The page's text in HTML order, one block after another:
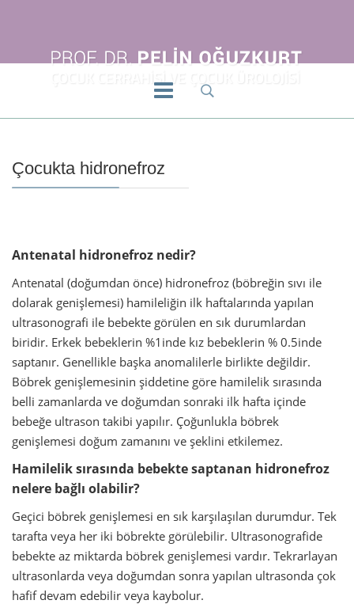
Çocukta hidronefroz
Antenatal hidronefroz nedir?
Antenatal (doğumdan önce) hidronefroz (böbreğin sıvı ile
dolarak genişlemesi) hamileliğin ilk haftalarında yapılan
ultrasonografi ile bebekte görülen en sık durumlardan
biridir. Erkek bebeklerin %1inde kız bebeklerin % 0.5inde
saptanır. Genellikle başka anomalilerle birlikte değildir.
Böbrek genişlemesinin şiddetine göre hamilelik sırasında
belli zamanlarda ve doğumdan sonraki ilk hafta içinde
bebeğe ultrason takibi yapılır. Çoğunlukla böbrek
genişlemesi doğum zamanını ve şeklini etkilemez.
Hamilelik sırasında bebekte saptanan hidronefroz
nelere bağlı olabilir?
Geçici böbrek genişlemesi en sık karşılaşılan durumdur. Tek
tarafta veya her iki böbrekte görülebilir. Ultrasonografide
bebekte az miktarda böbrek genişlemesi vardır. Tekrarlayan
ultrasonlarda veya doğumdan sonra yapılan ultrasonda çok
hafif devam edebilir veya kaybolur.